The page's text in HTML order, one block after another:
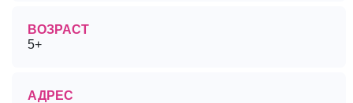
ВОЗРАСТ
5+
АДРЕС